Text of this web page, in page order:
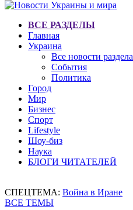
ВСЕ РАЗДЕЛЫ
Главная
Украина
Все новости раздела
События
Политика
Город
Мир
Бизнес
Спорт
Lifestyle
Шоу-биз
Наука
БЛОГИ ЧИТАТЕЛЕЙ
СПЕЦТЕМА: Война в Иране
ВСЕ ТЕМЫ